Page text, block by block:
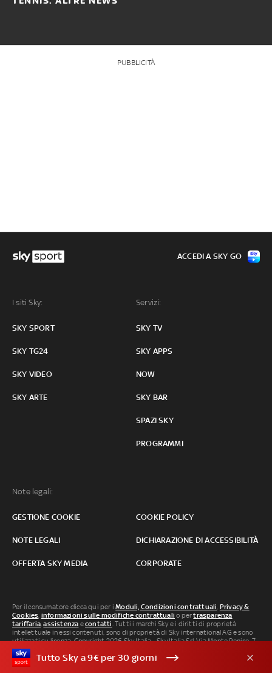
PUBBLICITÀ
I siti Sky:
SKY SPORT
SKY TG24
SKY VIDEO
SKY ARTE
Servizi:
SKY TV
SKY APPS
NOW
SKY BAR
SPAZI SKY
PROGRAMMI
Note legali:
GESTIONE COOKIE COOKIE POLICY
NOTE LEGALI DICHIARAZIONE DI ACCESSIBILITÀ
OFFERTA SKY MEDIA CORPORATE
ACCEDI A SKY GO
Per il consumatore clicca qui per iModuli, Condizioni contrattuali, Privacy &
Cookies, informazioni sulle modifiche contrattuali o pertrasparenza
tariffaria,assistenza econtatti. Tutti i marchi Sky e i diritti di proprietà
intellettuale in essi contenuti, sono di proprietà di Sky international AG e sono
utilizzati su licenza. Copyright 2026 Sky Italia - Sky Italia Srl Via Monte Penice, 7 -
20138 Milano P.IVA 04619241005. SkyTG24: ISSN 3035-1537 e SkySport: ISSN
3035-1545.Segnalazione Abusi
Tutto Sky a 9€ per 30 giorni